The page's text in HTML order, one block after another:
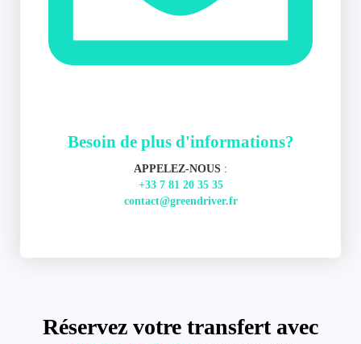
Besoin de plus d'informations?
APPELEZ-NOUS :
+33 7 81 20 35 35
contact@greendriver.fr
Réservez votre transfert avec